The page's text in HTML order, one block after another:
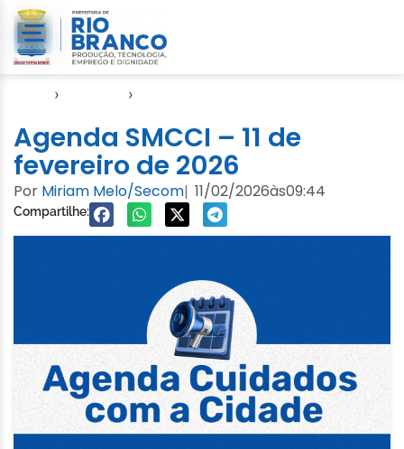
› ›
Agenda SMCCI – 11 de
fevereiro de 2026
Por Miriam Melo/Secom| 11/02/2026às09:44
Compartilhe: